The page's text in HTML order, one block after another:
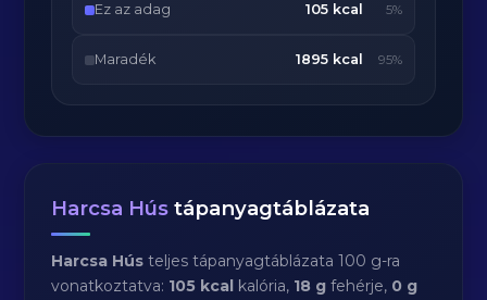
Ez az adag 105 kcal 5%
Maradék 1895 kcal 95%
Harcsa Hús tápanyagtáblázata
Harcsa Hús teljes tápanyagtáblázata 100 g-ra
vonatkoztatva: 105 kcal kalória, 18 g fehérje, 0 g